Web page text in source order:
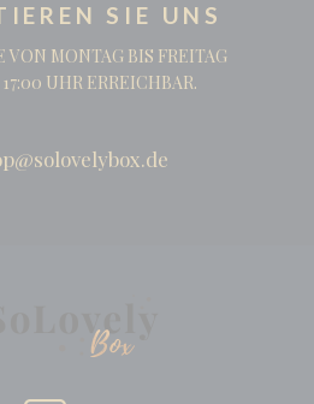
SIE UNS
VON MONTAG BIS FREITAG
UHR ERREICHBAR.